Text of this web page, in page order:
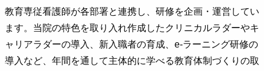
教育専従看護師が各部署と連携し、研修を企画・運営してい
ます。当院の特色を取り入れ作成したクリニカルラダーやキ
ャリアラダーの導入、新入職者の育成、e-ラーニング研修の
導入など、年間を通して主体的に学べる教育体制づくりの取